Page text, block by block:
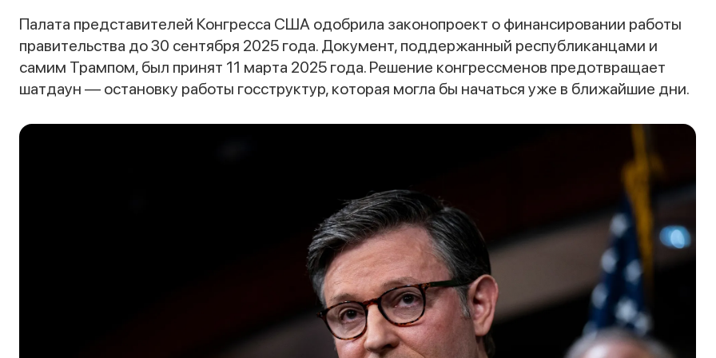
Палата представителей Конгресса США одобрила законопроект о финансировании работы
правительства до 30 сентября 2025 года. Документ, поддержанный республиканцами и
самим Трампом, был принят 11 марта 2025 года. Решение конгрессменов предотвращает
шатдаун — остановку работы госструктур, которая могла бы начаться уже в ближайшие дни.